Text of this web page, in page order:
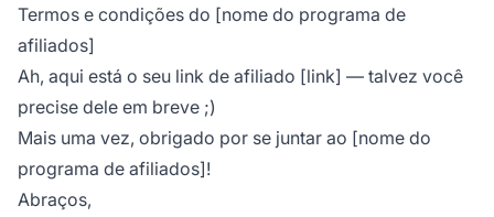
Termos e condições do [nome do programa de
afiliados]
Ah, aqui está o seu link de afiliado [link] — talvez você
precise dele em breve ;)
Mais uma vez, obrigado por se juntar ao [nome do
programa de afiliados]!
Abraços,